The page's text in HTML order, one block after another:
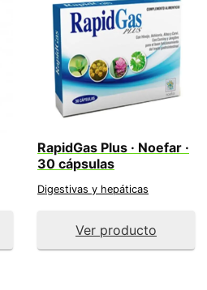
RapidGas Plus · Noefar ·
30 cápsulas
Digestivas y hepáticas
Ver producto